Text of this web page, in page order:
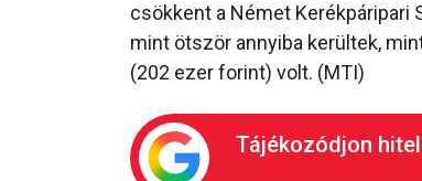
csökkent a Német Kerékpáripari
mint ötször annyiba kerültek,
(202 ezer forint) volt. (MTI)
Tájékozódjon